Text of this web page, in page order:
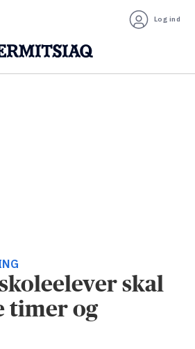
Log ind
skal
timer og